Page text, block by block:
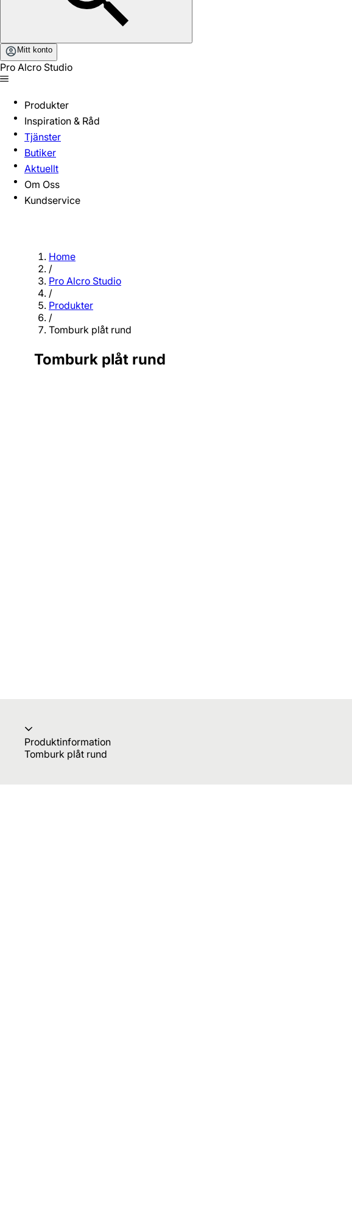
Mitt konto
Pro Alcro Studio
Produkter
Inspiration & Råd
Tjänster
Butiker
Aktuellt
Om Oss
Kundservice
Home
/
Pro Alcro Studio
/
Produkter
/
Tomburk plåt rund
Tomburk plåt rund
Produktinformation
Tomburk plåt rund